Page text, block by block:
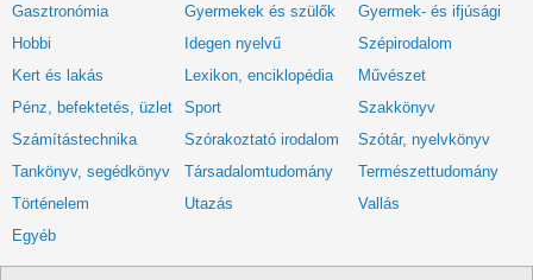
Gasztronómia
Gyermekek és szülők
Gyermek- és ifjúsági
Hobbi
Idegen nyelvű
Szépirodalom
Kert és lakás
Lexikon, enciklopédia
Művészet
Pénz, befektetés, üzlet
Sport
Szakkönyv
Számítástechnika
Szórakoztató irodalom
Szótár, nyelvkönyv
Tankönyv, segédkönyv
Társadalomtudomány
Természettudomány
Történelem
Utazás
Vallás
Egyéb